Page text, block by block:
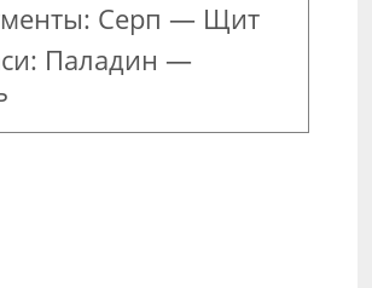
Серп — Щит
Паладин —